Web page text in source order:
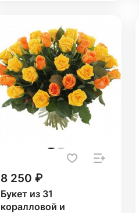
8 250 ₽
Букет из 31
коралловой и